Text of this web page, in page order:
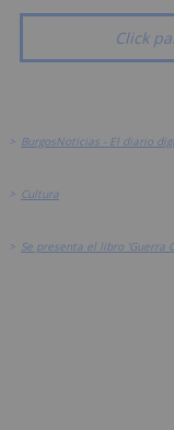
Click
> BurgosNoticias - El diario
> Cultura
> Se presenta el libro 'Guerra